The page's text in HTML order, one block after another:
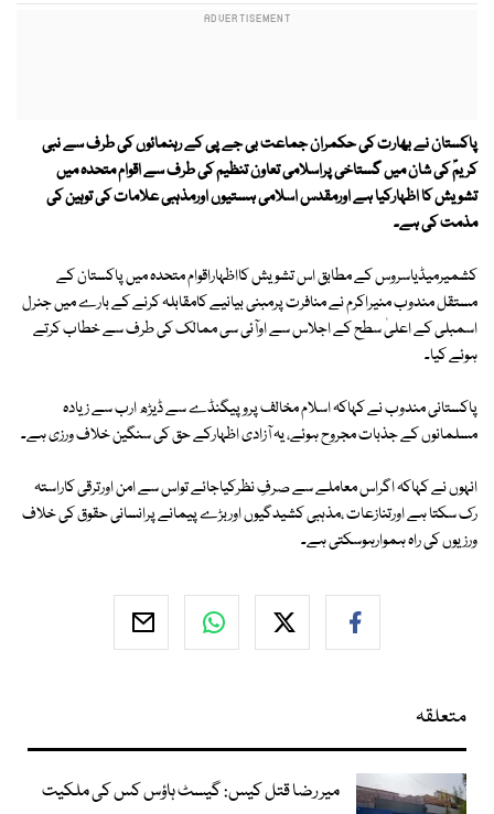
پاکستان نے بھارت کی حکمران جماعت بی جے پی کے رہنمائوں کی طرف سے نبی
کریمؐ کی شان میں گستاخی پراسلامی تعاون تنظیم کی طرف سے اقوام متحدہ میں
تشویش کا اظہارکیا ہے اورمقدس اسلامی ہستیوں اورمذہبی علامات کی توہین کی
مذمت کی ہے۔
کشمیرمیڈیاسروس کے مطابق اس تشویش کااظہاراقوام متحدہ میں پاکستان کے
مستقل مندوب منیراکرم نے منافرت پرمبنی بیانیے کامقابلہ کرنے کے بارے میں جنرل
اسمبلی کے اعلیٰ سطح کے اجلاس سے اوآئی سی ممالک کی طرف سے خطاب کرتے
ہوئے کیا۔
پاکستانی مندوب نے کہاکہ اسلام مخالف پروپیگنڈے سے ڈیڑھ ارب سے زیادہ
مسلمانوں کے جذبات مجروح ہوئے، یہ آزادی اظہارکے حق کی سنگین خلاف ورزی ہے۔
انہوں نے کہاکہ اگراس معاملے سے صرفِ نظرکیاجائے تواس سے امن اورترقی کاراستہ
رک سکتا ہے اورتنازعات ،مذہبی کشیدگیوں اوربڑے پیمانے پرانسانی حقوق کی خلاف
ورزیوں کی راہ ہموارہوسکتی ہے۔
متعلقہ
میر رضا قتل کیس: گیسٹ ہاؤس کس کی ملکیت